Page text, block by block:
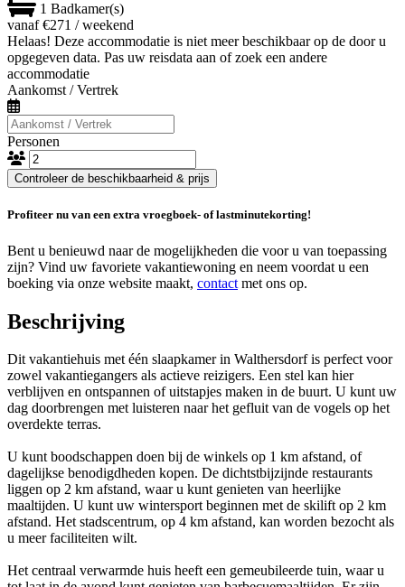
1 Badkamer(s)
vanaf €271 / weekend
Helaas! Deze accommodatie is niet meer beschikbaar op de door u
opgegeven data. Pas uw reisdata aan of zoek een andere
accommodatie
Aankomst / Vertrek
Personen
Controleer de beschikbaarheid & prijs
Profiteer nu van een extra vroegboek- of lastminutekorting!
Bent u benieuwd naar de mogelijkheden die voor u van toepassing
zijn? Vind uw favoriete vakantiewoning en neem voordat u een
boeking via onze website maakt, contact met ons op.
Beschrijving
Dit vakantiehuis met één slaapkamer in Walthersdorf is perfect voor
zowel vakantiegangers als actieve reizigers. Een stel kan hier
verblijven en ontspannen of uitstapjes maken in de buurt. U kunt uw
dag doorbrengen met luisteren naar het gefluit van de vogels op het
overdekte terras.
U kunt boodschappen doen bij de winkels op 1 km afstand, of
dagelijkse benodigdheden kopen. De dichtstbijzijnde restaurants
liggen op 2 km afstand, waar u kunt genieten van heerlijke
maaltijden. U kunt uw wintersport beginnen met de skilift op 2 km
afstand. Het stadscentrum, op 4 km afstand, kan worden bezocht als
u meer faciliteiten wilt.
Het centraal verwarmde huis heeft een gemeubileerde tuin, waar u